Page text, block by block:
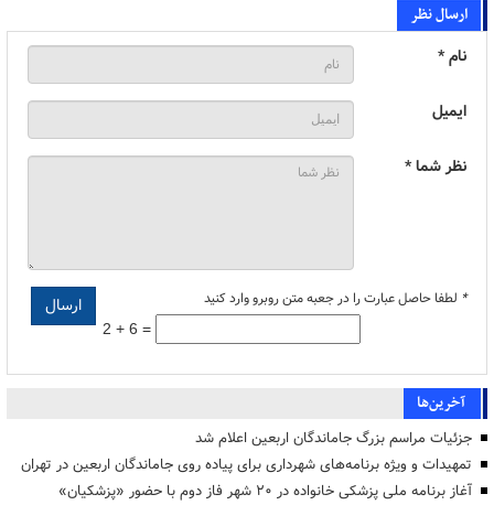
ارسال نظر
نام *
ایمیل
نظر شما *
* لطفا حاصل عبارت را در جعبه متن روبرو وارد کنید
2 + 6 =
آخرین‌ها
جزئیات مراسم بزرگ جاماندگان اربعین اعلام شد
تمهیدات و ویژه برنامه‌های شهرداری برای پیاده روی جاماندگان اربعین در تهران
آغاز برنامه ملی پزشکی خانواده در ۲۰ شهر فاز دوم با حضور «پزشکیان»